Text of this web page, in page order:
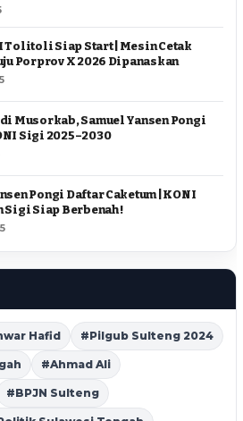
Tolitoli Siap Start | Mesin Cetak
Porprov X 2026 Dipanaskan
Musorkab, Samuel Yansen Pongi
Sigi 2025–2030
Pongi Daftar Caketum | KONI
Sigi Siap Berbenah !
Hafid #Pilgub Sulteng 2024
#Ahmad Ali
#BPJN Sulteng